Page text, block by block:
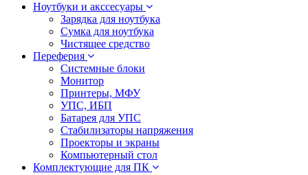
Ноутбуки и акссесуары
Зарядка для ноутбука
Сумка для ноутбука
Чистящее средство
Переферия
Системные блоки
Монитор
Принтеры, МФУ
УПС, ИБП
Батарея для УПС
Стабилизаторы напряжения
Проекторы и экраны
Компьютерный стол
Комплектующие для ПК